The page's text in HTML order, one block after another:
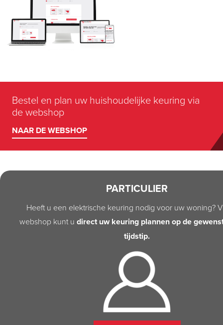
Bestel en plan uw huishoudelijke keuring via
de webshop
NAAR DE WEBSHOP
PARTICULIER
Heeft u een elektrische keuring nodig voor uw woning?
webshop kunt u direct uw keuring plannen op de
tijdstip.